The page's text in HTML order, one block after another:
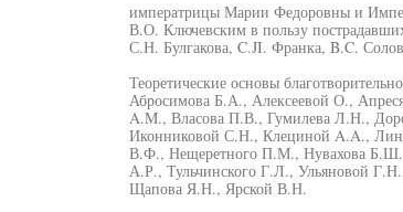
императрицы Марии Федоровны и
В.О. Ключевским в пользу
С.Н. Булгакова, C.JI. Франка, B.C.
Теоретические основы
Абросимова Б.А., Алексеевой О.,
A.M., Власова П.В., Гумилева Л.Н.,
Иконниковой С.Н., Клециной A.A.,
В.Ф., Нещеретного П.М., Нувахова
А.Р., Тульчинского Г.Л., Ульяновой
Щапова Я.Н., Ярской В.Н.